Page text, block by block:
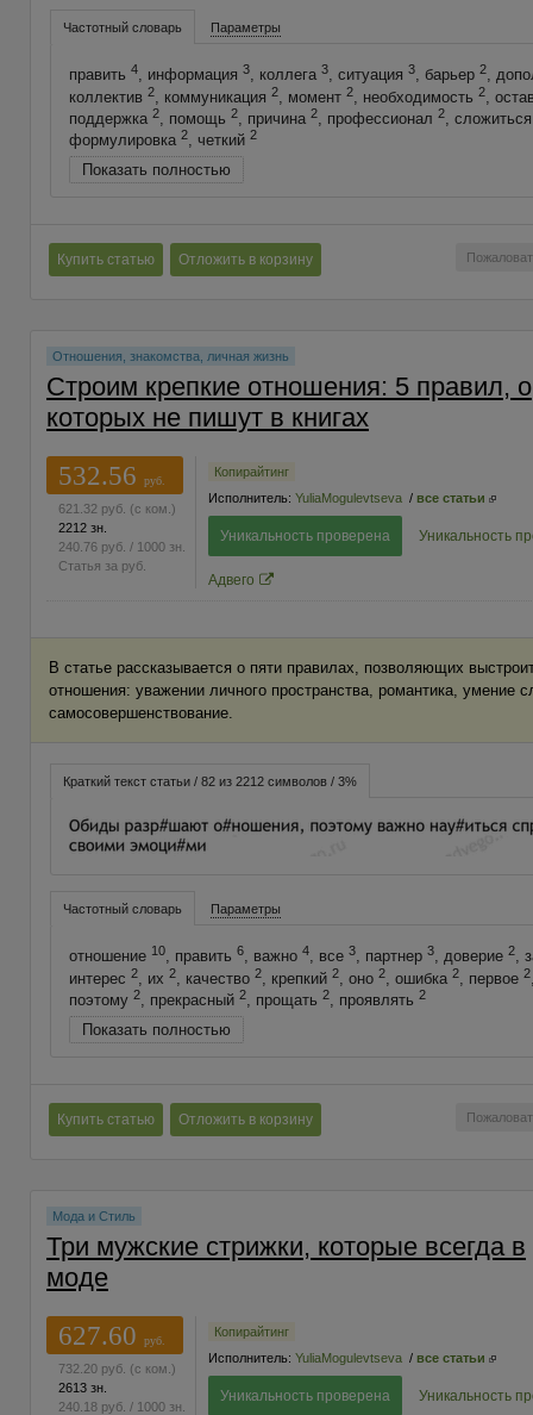
Частотный словарь Параметры
править 4, информация 3, коллега 3, ситуация 3, барьер 2,
коллектив 2, коммуникация 2, момент 2, необходимость 2,
поддержка 2, помощь 2, причина 2, профессионал 2,
формулировка 2, четкий 2
Показать полностью
Купить статью Отложить в корзину
Отношения, знакомства, личная жизнь
Строим крепкие отношения: 5 правил, о
которых не пишут в книгах
532.56
руб.
621.32 руб. (с ком.)
2212 зн.
240.76 руб. / 1000 зн.
Статья за руб.
Копирайтинг
Исполнитель: YuliaMogulevtseva / все статьи
Уникальность проверена Уникальность
Адвего
В статье рассказывается о пяти правилах, позволяющих
отношения: уважении личного пространства, романтика, умение
самосовершенствование.
Краткий текст статьи / 82 из 2212 символов / 3%
Частотный словарь Параметры
отношение 10, править 6, важно 4, все 3, партнер 3, доверие 2,
интерес 2, их 2, качество 2, крепкий 2, оно 2, ошибка 2, первое 2
поэтому 2, прекрасный 2, прощать 2, проявлять 2
Показать полностью
Купить статью Отложить в корзину
Мода и Стиль
Три мужские стрижки, которые всегда в
моде
627.60
руб.
732.20 руб. (с ком.)
2613 зн.
240.18 руб. / 1000 зн.
Копирайтинг
Исполнитель: YuliaMogulevtseva / все статьи
Уникальность проверена Уникальность